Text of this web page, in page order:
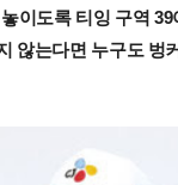
이도록 티잉 구역
않는다면 누구도 벙